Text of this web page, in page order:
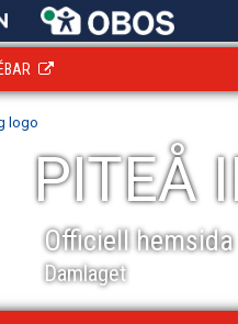
PITEÅ
Officiell hemsida
Damlaget